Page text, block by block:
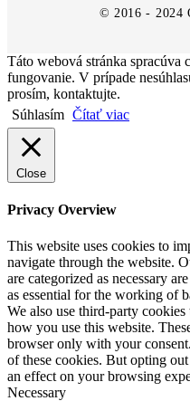
© 2016 - 2024
Táto webová stránka spracúva
fungovanie. V prípade
prosím, kontaktujte.
Súhlasím Čítať viac
Close
Privacy Overview
This website uses cookies to
navigate through the website.
are categorized as necessary
as essential for the working of
We also use third-party
how you use this website.
browser only with your
of these cookies. But opting
an effect on your browsing
Necessary